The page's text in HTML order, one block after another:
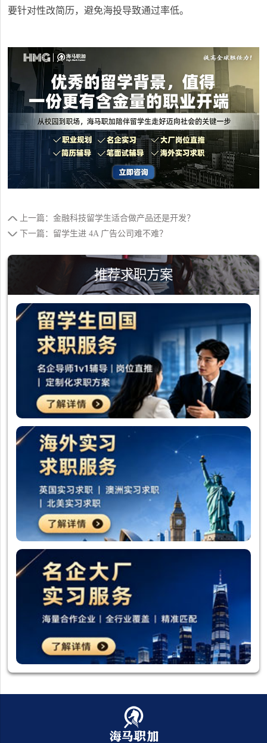
要针对性改简历，避免海投导致通过率低。
上一篇：金融科技留学生适合做产品还是开发？
下一篇：留学生进 4A 广告公司难不难？
推荐求职方案